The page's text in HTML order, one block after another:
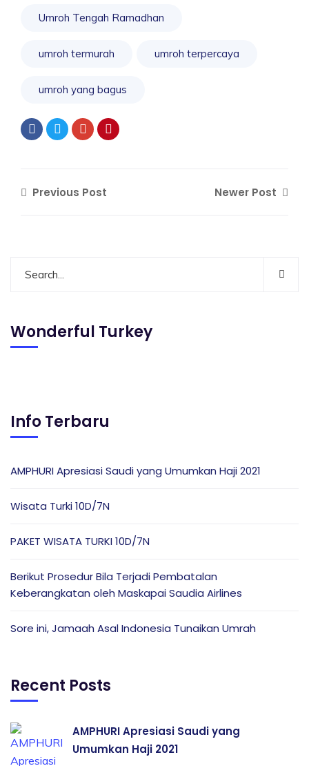
Umroh Tengah Ramadhan
umroh termurah umroh terpercaya
umroh yang bagus
Previous Post Newer Post
Wonderful Turkey
Info Terbaru
AMPHURI Apresiasi Saudi yang Umumkan Haji 2021
Wisata Turki 10D/7N
PAKET WISATA TURKI 10D/7N
Berikut Prosedur Bila Terjadi Pembatalan
Keberangkatan oleh Maskapai Saudia Airlines
Sore ini, Jamaah Asal Indonesia Tunaikan Umrah
Recent Posts
AMPHURI Apresiasi Saudi yang
Umumkan Haji 2021